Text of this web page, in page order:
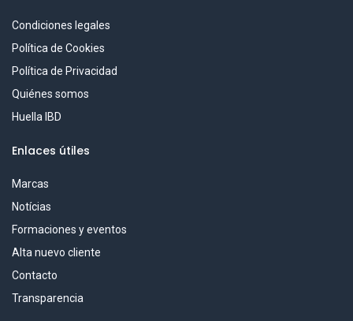
Condiciones legales
Política de Cookies
Política de Privacidad
Quiénes somos
Huella IBD
Enlaces útiles
Marcas
Notícias
Formaciones y eventos
Alta nuevo cliente
Contacto
Transparencia